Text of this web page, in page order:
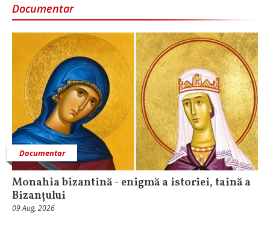
Documentar
Documentar
Monahia bizantină - enigmă a istoriei, taină a
Bizanțului
09 Aug, 2026